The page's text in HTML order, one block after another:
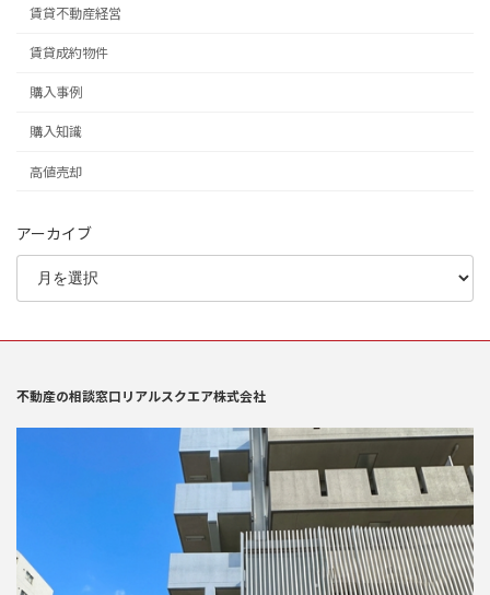
賃貸不動産経営
賃貸成約物件
購入事例
購入知識
高値売却
アーカイブ
不動産の相談窓口リアルスクエア株式会社